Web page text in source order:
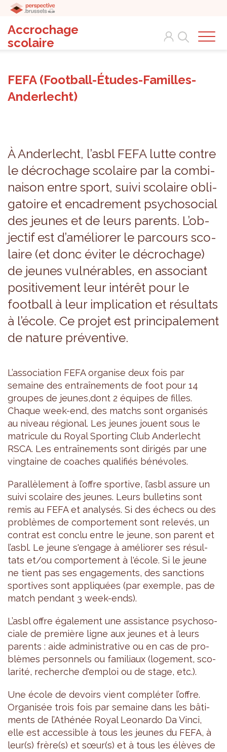
Accrochage
scolaire
Search
FEFA (Football-Études-Familles-
Anderlecht)
À Ander­lecht, l’asbl FEFA lutte contre
le décro­chage sco­laire par la com­bi­
nai­son entre sport, suivi sco­laire obli­
ga­toire et enca­dre­ment psy­cho­so­cial
des jeunes et de leurs parents. L’ob­
jec­tif est d’amé­lio­rer le par­cours sco­
laire (et donc évi­ter le décro­chage)
de jeunes vul­né­rables, en asso­ciant
posi­ti­ve­ment leur inté­rêt pour le
foot­ball à leur impli­ca­tion et résul­tats
à l’école. Ce pro­jet est prin­ci­pa­le­ment
de nature pré­ven­tive.
L’as­so­cia­tion FEFA orga­nise deux fois par
semaine des entraî­ne­ments de foot pour 14
groupes de jeunes,dont 2 équipes de filles.
Chaque week-end, des matchs sont orga­ni­sés
au niveau régio­nal. Les jeunes jouent sous le
matri­cule du Royal Spor­ting Club Ander­lecht
RSCA. Les entraî­ne­ments sont diri­gés par une
ving­taine de coaches qua­li­fiés béné­voles.
Paral­lè­le­ment à l’offre spor­tive, l’asbl assure un
suivi sco­laire des jeunes. Leurs bul­le­tins sont
remis au FEFA et ana­ly­sés. Si des échecs ou des
pro­blèmes de com­por­te­ment sont rele­vés, un
contrat est conclu entre le jeune, son parent et
l’asbl. Le jeune s'en­gage à amé­lio­rer ses résul­
tats et/ou com­por­te­ment à l'école. Si le jeune
ne tient pas ses enga­ge­ments, des sanc­tions
spor­tives sont appli­quées (par exemple, pas de
match pen­dant 3 week-ends).
L’asbl offre éga­le­ment une assis­tance psy­cho­so­
ciale de pre­mière ligne aux jeunes et à leurs
parents : aide admi­nis­tra­tive ou en cas de pro­
blèmes per­son­nels ou fami­liaux (loge­ment, sco­
la­rité, recherche d'em­ploi ou de stage, etc.).
Une école de devoirs vient com­plé­ter l’offre.
Orga­ni­sée trois fois par semaine dans les bâti­
ments de l’Athé­née Royal Leo­nardo Da Vinci,
elle est acces­sible à tous les jeunes du FEFA, à
leur(s) frère(s) et sœur(s) et à tous les élèves de